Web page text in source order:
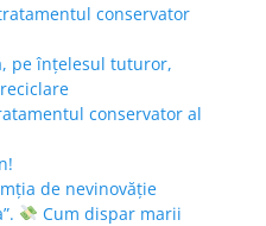
conservator
pe înțelesul tuturor,
conservator al
de nevinovăție
Cum dispar marii